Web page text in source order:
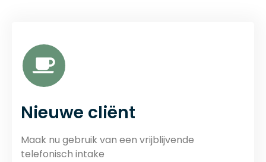
Nieuwe cliënt
Maak nu gebruik van een vrijblijvende
telefonisch intake